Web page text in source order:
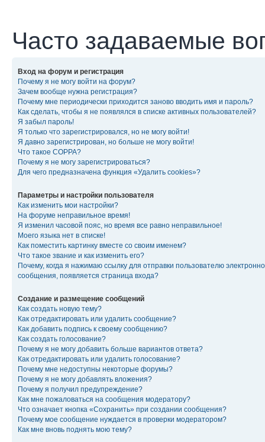
Часто задаваемые
Вход на форум и регистрация
Почему я не могу войти на форум?
Зачем вообще нужна регистрация?
Почему мне периодически приходится заново вводить имя и пароль?
Как сделать, чтобы я не появлялся в списке активных пользователей?
Я забыл пароль!
Я только что зарегистрировался, но не могу войти!
Я давно зарегистрирован, но больше не могу войти!
Что такое COPPA?
Почему я не могу зарегистрироваться?
Для чего предназначена функция «Удалить cookies»?
Параметры и настройки пользователя
Как изменить мои настройки?
На форуме неправильное время!
Я изменил часовой пояс, но время все равно неправильное!
Моего языка нет в списке!
Как поместить картинку вместе со своим именем?
Что такое звание и как изменить его?
Почему, когда я нажимаю ссылку для отправки пользователю
сообщения, появляется страница входа?
Создание и размещение сообщений
Как создать новую тему?
Как отредактировать или удалить сообщение?
Как добавить подпись к своему сообщению?
Как создать голосование?
Почему я не могу добавить больше вариантов ответа?
Как отредактировать или удалить голосование?
Почему мне недоступны некоторые форумы?
Почему я не могу добавлять вложения?
Почему я получил предупреждение?
Как мне пожаловаться на сообщения модератору?
Что означает кнопка «Сохранить» при создании сообщения?
Почему мое сообщение нуждается в проверки модератором?
Как мне вновь поднять мою тему?